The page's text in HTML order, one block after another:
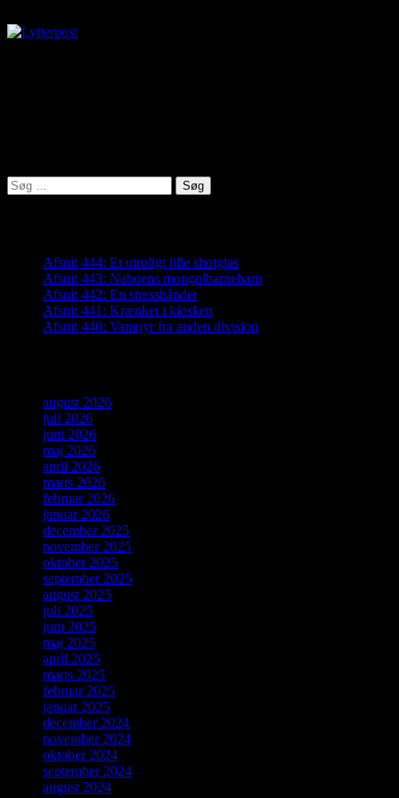
Søg
efter:
Afsnit 444: Et utroligt lille shotglas
Afsnit 443: Naboens mongolbarnebarn
Afsnit 442: En stresshånder
Afsnit 441: Krænket i kiosken
Afsnit 440: Vampyr fra anden division
august 2026
juli 2026
juni 2026
maj 2026
april 2026
marts 2026
februar 2026
januar 2026
december 2025
november 2025
oktober 2025
september 2025
august 2025
juli 2025
juni 2025
maj 2025
april 2025
marts 2025
februar 2025
januar 2025
december 2024
november 2024
oktober 2024
september 2024
august 2024